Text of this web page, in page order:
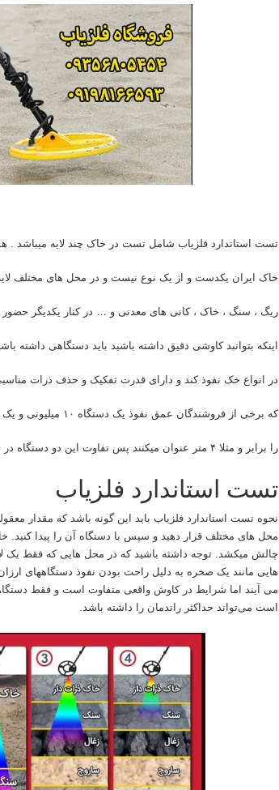
تست استاندارد فلزیاب شامل تست در خاک چند لایه میباشد .
خاک ایران یکدست و از یک نوع نیست و در محل های مختلف
ریگ ، سنگ ، خاک ، کانی های معدنی و … در کنار یکدیگر حضور
اینکه بتوانبد کاوشی دقیق داشته باشید باید دستگاهی داشته
در انواع خک نفوذ کند و دارای قدرت تفکیک و حذف ذرات
که برخی از فروشندگان عمق نفوذ یک دستگاه ۱۰ میلیونی و یک دستگاه ۱۰۰ میلیونی
را برابر و مثلا ۴ متر عنوان میکنند پس تفاوت این دو دستگاه در چیست؟
تست استاندارد فلزیاب
نحوه تست استاندارد فلزیاب باید این گونه باشد که مقدار
محل های مختلف قرار دهید و سپس با دستگاه آن را پیدا کنید.
چالش میکشد. توجه داشته باشید که در محل هایی که فقط یک
هایی مانند یک صخره به دلیل راحت بودن نفوذ دستگاههای
می آیند اما شرایط در کاوش واقعی متفاوت است و فقط
است می‌تواند حداکثر راندمان را داشته باشد.